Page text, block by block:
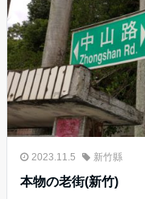
2023.11.5 新竹縣
本物の老街(新竹)